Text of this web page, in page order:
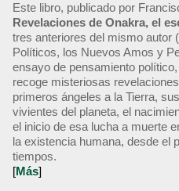
Este libro, publicado por
Revelaciones de Onakra, el
tres anteriores del mismo autor
Políticos, los Nuevos Amos y
ensayo de pensamiento
recoge misteriosas
primeros ángeles a la Tierra,
vivientes del planeta, el
el inicio de esa lucha a muerte
la existencia humana, desde el
tiempos.
[Más]